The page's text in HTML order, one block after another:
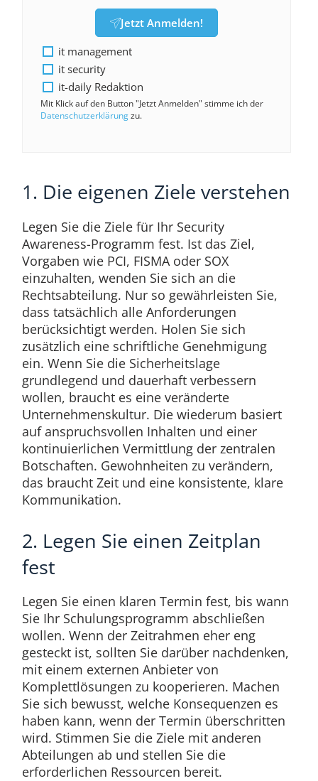
Jetzt Anmelden!
it management
it security
it-daily Redaktion
Mit Klick auf den Button "Jetzt Anmelden" stimme ich der
Datenschutzerklärungzu.
1. Die eigenen Ziele verstehen
Legen Sie die Ziele für Ihr Security
Awareness-Programm fest. Ist das Ziel,
Vorgaben wie PCI, FISMA oder SOX
einzuhalten, wenden Sie sich an die
Rechtsabteilung. Nur so gewährleisten Sie,
dass tatsächlich alle Anforderungen
berücksichtigt werden. Holen Sie sich
zusätzlich eine schriftliche Genehmigung
ein. Wenn Sie die Sicherheitslage
grundlegend und dauerhaft verbessern
wollen, braucht es eine veränderte
Unternehmenskultur. Die wiederum basiert
auf anspruchsvollen Inhalten und einer
kontinuierlichen Vermittlung der zentralen
Botschaften. Gewohnheiten zu verändern,
das braucht Zeit und eine konsistente, klare
Kommunikation.
2. Legen Sie einen Zeitplan
fest
Legen Sie einen klaren Termin fest, bis wann
Sie Ihr Schulungsprogramm abschließen
wollen. Wenn der Zeitrahmen eher eng
gesteckt ist, sollten Sie darüber nachdenken,
mit einem externen Anbieter von
Komplettlösungen zu kooperieren. Machen
Sie sich bewusst, welche Konsequenzen es
haben kann, wenn der Termin überschritten
wird. Stimmen Sie die Ziele mit anderen
Abteilungen ab und stellen Sie die
erforderlichen Ressourcen bereit.